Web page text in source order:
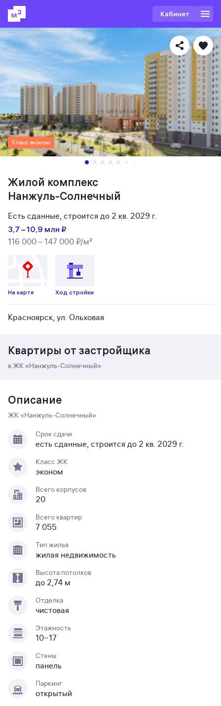
Кабинет
Класс эконом
Жилой комплекс
Нанжуль-Солнечный
Есть сданные, строится до 2 кв. 2029 г.
3,7 – 10,9 млн ₽
116 000 – 147 000 ₽/м²
На карте Ход стройки
Красноярск, ул. Ольховая
Квартиры от застройщика
в ЖК «Нанжуль-Солнечный»
Описание
ЖК «Нанжуль-Солнечный»
Срок сдачи
есть сданные, строится до 2 кв. 2029 г.
Класс ЖК
эконом
Всего корпусов
20
Всего квартир
7 055
Тип жилья
жилая недвижимость
Высота потолков
до 2,74 м
Отделка
чистовая
Этажность
10−17
Стены
панель
Паркинг
открытый